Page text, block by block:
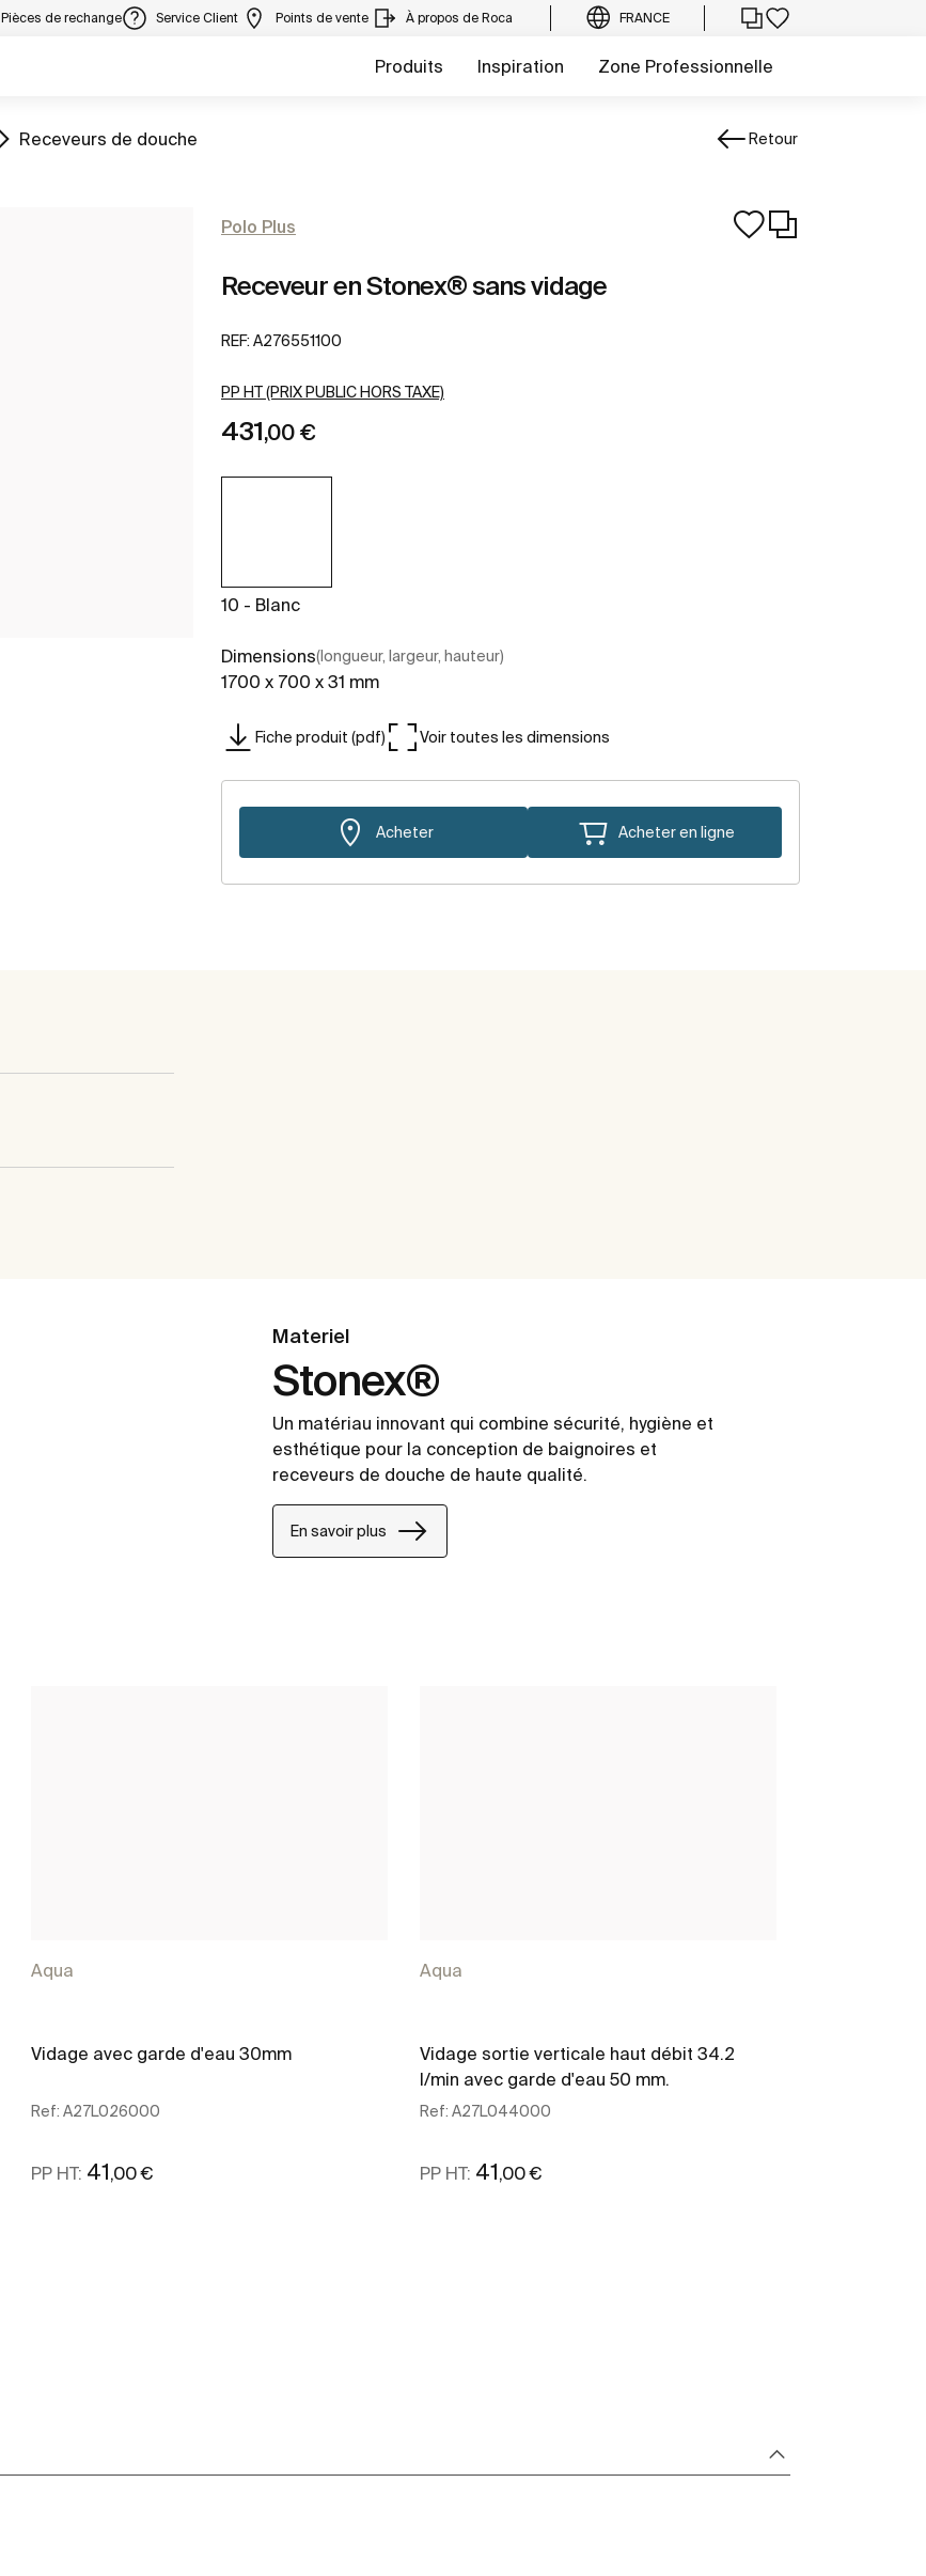
Pièces de rechange Service Client Points de vente À propos de Roca FRANCE
Produits Inspiration Zone Professionnelle
Aller à
Receveurs de douche Retour
Polo Plus
Receveur en Stonex® sans vidage
REF: A276551100
PP HT (PRIX PUBLIC HORS TAXE)
431,00 €
10 - Blanc
Dimensions(longueur, largeur, hauteur)
1700 x 700 x 31 mm
Fiche produit (pdf) Voir toutes les dimensions
Acheter Acheter en ligne
Materiel
Stonex®
Un matériau innovant qui combine sécurité, hygiène et
esthétique pour la conception de baignoires et
receveurs de douche de haute qualité.
En savoir plus
Aqua
Vidage avec garde d'eau 30mm
Ref: A27L026000
PP HT: 41,00 €
Aqua
Vidage sortie verticale haut débit 34.2
l/min avec garde d'eau 50 mm.
Ref: A27L044000
PP HT: 41,00 €